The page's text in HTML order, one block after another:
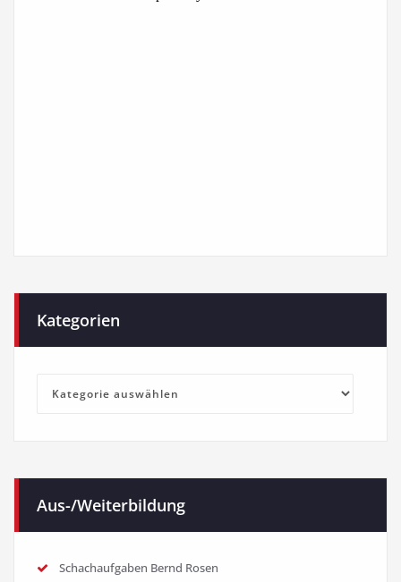
Kategorien
Kategorien
Aus-/Weiterbildung
Schachaufgaben Bernd Rosen